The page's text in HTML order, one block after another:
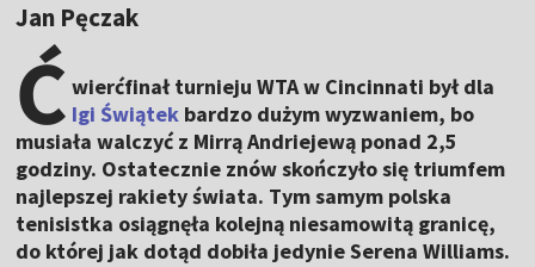
Jan Pęczak
Ć wierćfinał turnieju WTA w Cincinnati był dla
Igi Świątek bardzo dużym wyzwaniem, bo
musiała walczyć z Mirrą Andriejewą ponad 2,5
godziny. Ostatecznie znów skończyło się triumfem
najlepszej rakiety świata. Tym samym polska
tenisistka osiągnęła kolejną niesamowitą granicę,
do której jak dotąd dobiła jedynie Serena Williams.